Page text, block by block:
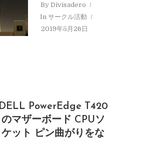
ByDivisadero
In サークル活動
2019年5月26日
DELL PowerEdge T420
のマザーボード CPUソ
ケット ピン曲がりをな